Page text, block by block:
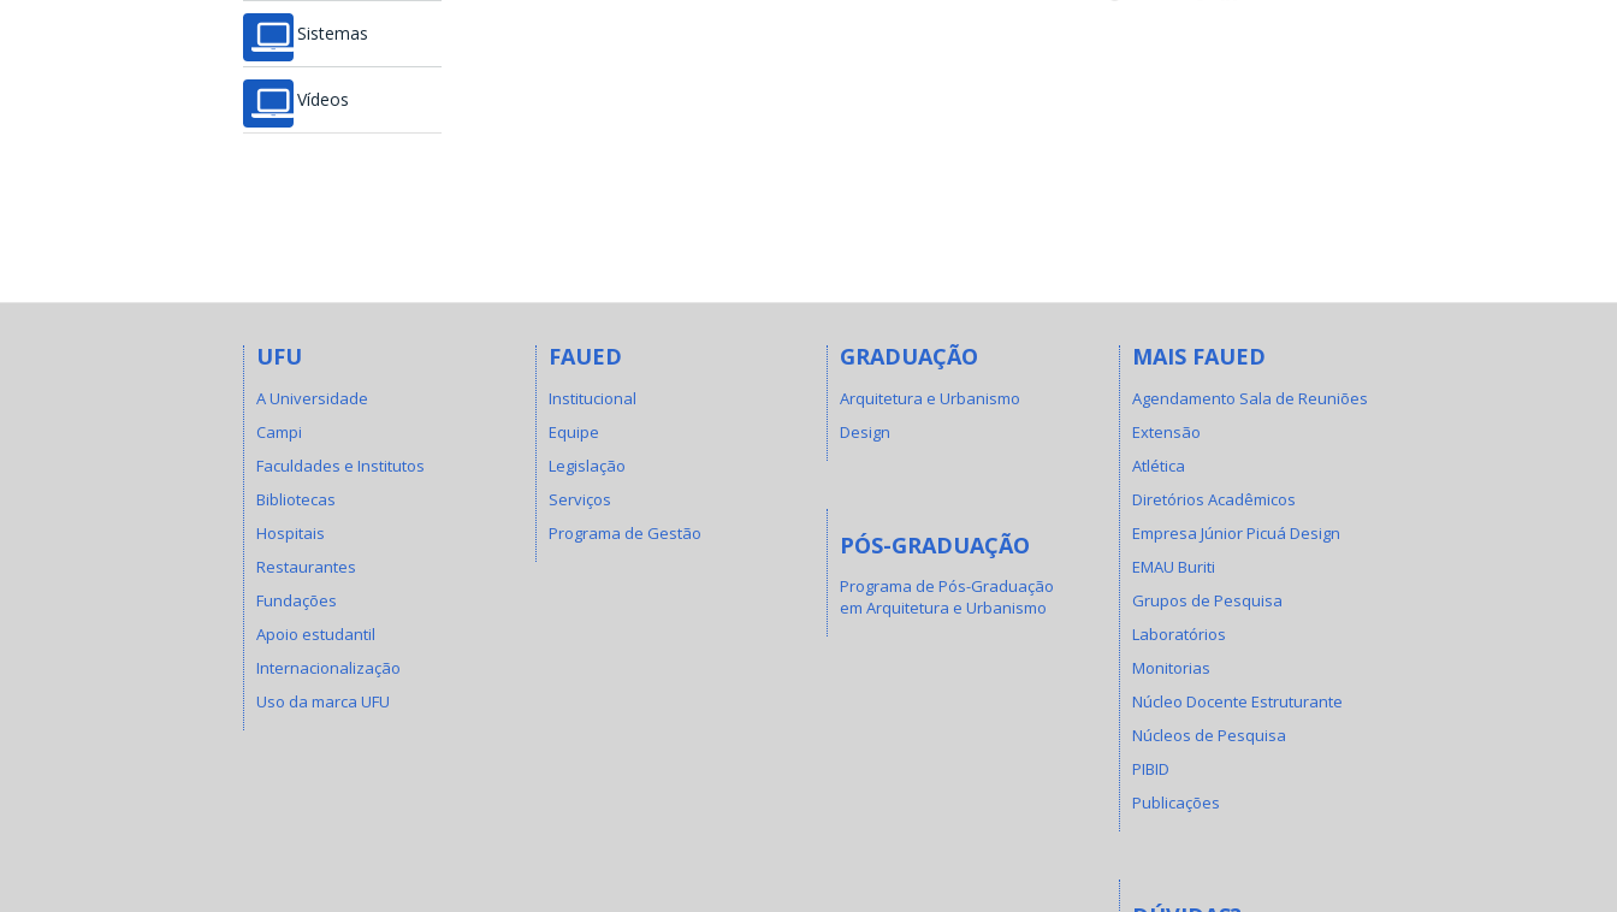
Sistemas
Vídeos
UFU
A Universidade
Campi
Faculdades e Institutos
Bibliotecas
Hospitais
Restaurantes
Fundações
Apoio estudantil
Internacionalização
Uso da marca UFU
FAUED
Institucional
Equipe
Legislação
Serviços
Programa de Gestão
GRADUAÇÃO
Arquitetura e Urbanismo
Design
PÓS-GRADUAÇÃO
Programa de Pós-Graduação
em Arquitetura e Urbanismo
MAIS FAUED
Agendamento Sala de Reuniões
Extensão
Atlética
Diretórios Acadêmicos
Empresa Júnior Picuá Design
EMAU Buriti
Grupos de Pesquisa
Laboratórios
Monitorias
Núcleo Docente Estruturante
Núcleos de Pesquisa
PIBID
Publicações